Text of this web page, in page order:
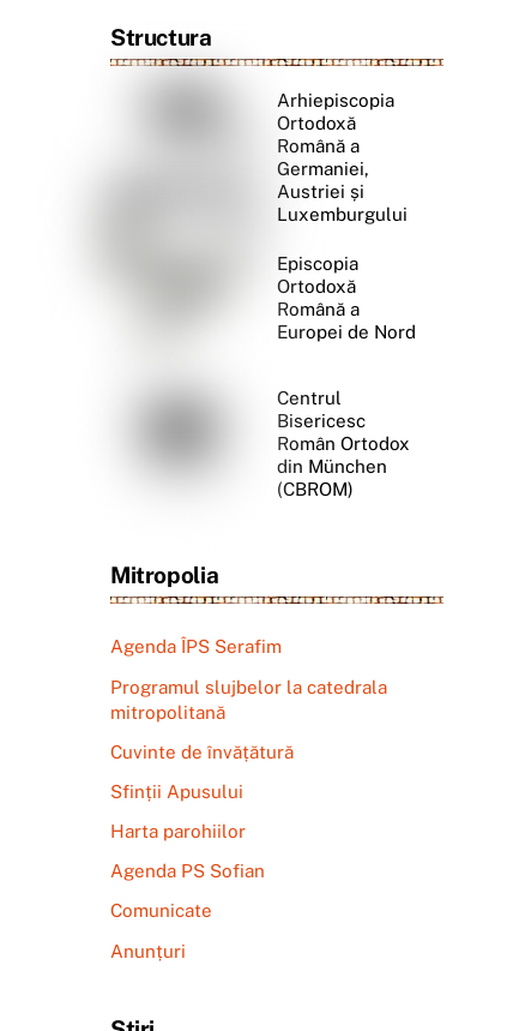
Structura
Arhiepiscopia
Ortodoxă
Română a
Germaniei,
Austriei și
Luxemburgului
Episcopia
Ortodoxă
Română a
Europei de Nord
Centrul
Bisericesc
Român Ortodox
din München
(CBROM)
Mitropolia
Agenda ÎPS Serafim
Programul slujbelor la catedrala
mitropolitană
Cuvinte de învățătură
Sfinții Apusului
Harta parohiilor
Agenda PS Sofian
Comunicate
Anunțuri